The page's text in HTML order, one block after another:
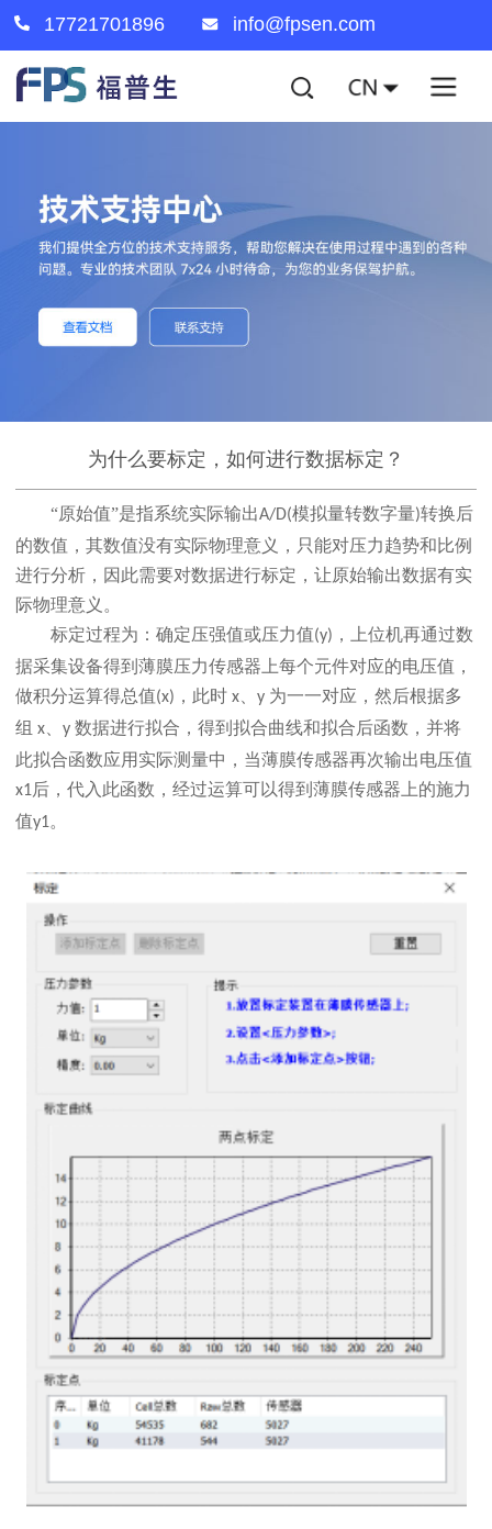
17721701896 info@fpsen.com
为什么要标定，如何进行数据标定？
“原始值”是指系统实际输出A/D(模拟量转数字量)转换后
的数值，其数值没有实际物理意义，只能对压力趋势和比例
进行分析，因此需要对数据进行标定，让原始输出数据有实
际物理意义。
标定过程为：确定压强值或压力值(y) ，上位机再通过数
据采集设备得到薄膜压力传感器上每个元件对应的电压值，
做积分运算得总值(x) ，此时 x y 为一一对应，然后根据多
组 x y 数据进行拟合，得到拟合曲线和拟合后函数，并将
此拟合函数应用实际测量中，当薄膜传感器再次输出电压值
x1后，代入此函数，经过运算可以得到薄膜传感器上的施力
值y1。